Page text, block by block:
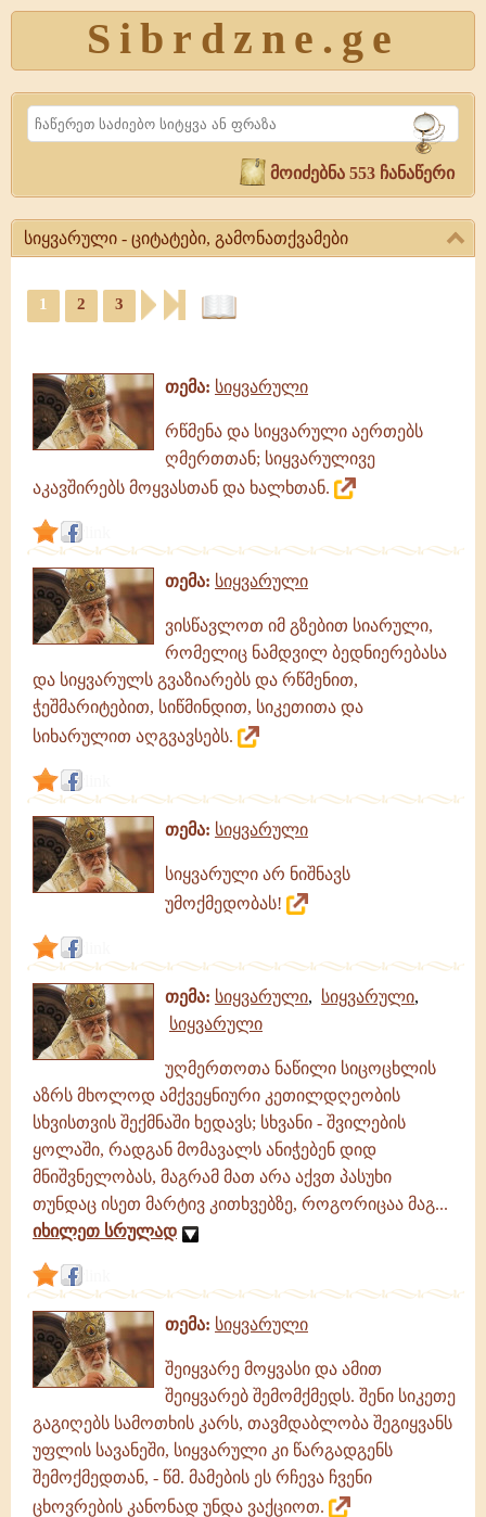
Sibrdzne.ge
Search
მოიძებნა 553 ჩანაწერი
სიყვარული - ციტატები, გამონათქვამები
ციტატები,
გამონათქვამები,
ციტატები
გამონათქვამები
1 2 3
თემა: სიყვარული
რწმენა და სიყვარული აერთებს
ღმერთთან; სიყვარულივე
აკავშირებს მოყვასთან და ხალხთან.
თემა: სიყვარული
ვისწავლოთ იმ გზებით სიარული,
რომელიც ნამდვილ ბედნიერებასა
და სიყვარულს გვაზიარებს და რწმენით,
ჭეშმარიტებით, სიწმინდით, სიკეთითა და
სიხარულით აღგვავსებს.
თემა: სიყვარული
სიყვარული არ ნიშნავს
უმოქმედობას!
თემა: სიყვარული, სიყვარული,
სიყვარული
უღმერთოთა ნაწილი სიცოცხლის
აზრს მხოლოდ ამქვეყნიური კეთილდღეობის
სხვისთვის შექმნაში ხედავს; სხვანი - შვილების
ყოლაში, რადგან მომავალს ანიჭებენ დიდ
მნიშვნელობას, მაგრამ მათ არა აქვთ პასუხი
თუნდაც ისეთ მარტივ კითხვებზე, როგორიცაა მაგ...
იხილეთ სრულად
თემა: სიყვარული
შეიყვარე მოყვასი და ამით
შეიყვარებ შემომქმედს. შენი სიკეთე
გაგიღებს სამოთხის კარს, თავმდაბლობა შეგიყვანს
უფლის სავანეში, სიყვარული კი წარგადგენს
შემოქმედთან, - წმ. მამების ეს რჩევა ჩვენი
ცხოვრების კანონად უნდა ვაქციოთ.